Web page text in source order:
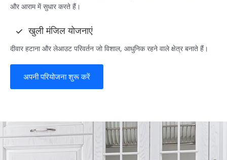
और आराम में सुधार करते हैं।
खुली मंजिल योजनाएं
दीवार हटाना और लेआउट परिवर्तन जो विशाल, आधुनिक रहने वाले क्षेत्र बनाते हैं।
अपनी परियोजना शुरू करें